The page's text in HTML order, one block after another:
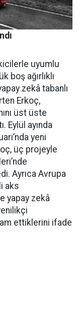
uyumlu
boş ağırlıklı
zekâ tabanlı
Erkoç,
üst üste
Eylül ayında
yeni
üç projeyle
Ayrıca Avrupa
aks
yapay zekâ
ettiklerini ifade